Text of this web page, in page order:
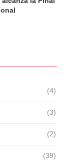
(4)
(3)
(2)
(39)